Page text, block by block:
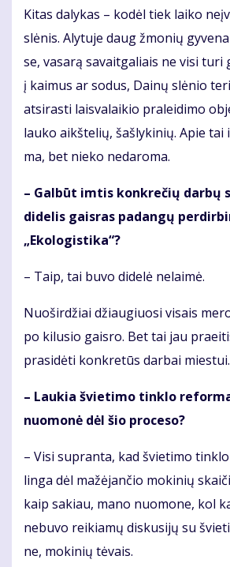
Ki­tas da­ly­kas – ko­dėl tiek lai­ko
slė­nis. Aly­tu­je daug žmo­nių
se, va­sa­rą sa­vait­ga­liais ne vi­si tu­ri
į kai­mus ar so­dus, Dai­nų slė­nio
at­si­ras­ti lais­va­lai­kio pra­lei­di­mo
lau­ko aikš­te­lių, šaš­ly­ki­nių. Apie
ma, bet nie­ko ne­da­ro­ma.
– Gal­būt im­tis kon­kre­čių dar­bų
di­de­lis gais­ras pa­dan­gų
„Eko­lo­gis­ti­ka“?
– Taip, tai bu­vo di­de­lė ne­lai­mė.
Nuoširdžiai džiau­giuo­si vi­sais
po ki­lu­sio gais­ro. Bet tai jau
pra­si­dė­ti kon­kre­tūs dar­bai mies­tui.
– Lau­kia švie­ti­mo tin­klo
nuo­mo­nė dėl šio pro­ce­so?
– Vi­si su­pran­ta, kad švie­ti­mo
lin­ga dėl ma­žė­jan­čio mo­ki­nių
kaip sa­kiau, mano nuomone, kol
nebuvo reikiamų dis­ku­si­jų su
ne, mo­ki­nių tė­vais.